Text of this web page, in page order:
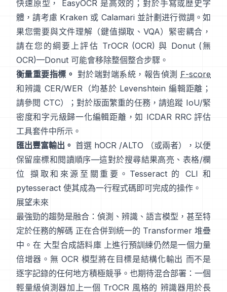
快速原型， EasyOCR 是高效的；對於手寫或歷史字
體，請考慮 Kraken 或 Calamari 並計劃进行微調。如
果您需要與文件理解（鍵值擷取、VQA）緊密耦合，
請在您的綱要上評估 TrOCR (OCR) 與 Donut (無
OCR)—Donut 可能會移除整個整合步驟。
衡量重要指標。 對於端對端系統，報告偵測 F-score
和辨識 CER/WER（均基於 Levenshtein 編輯距離；
請參閱 CTC）；對於版面繁重的任務，請追蹤 IoU/緊
密度和字元級歸一化編輯距離，如 ICDAR RRC 評估
工具套件中所示。
匯出豐富輸出。 首選 hOCR /ALTO
（或兩者），以便
保留座標和閱讀順序—這對於搜尋結果高亮、表格/欄
位 擷取和來源至關重要。Tesseract 的 CLI 和
pytesseract 使其成為一行程式碼即可完成的操作。
展望未來
最強勁的趨勢是融合：偵測、辨識、語言模型，甚至特
定於任務的解碼 正在合併到統一的 Transformer 堆疊
中。在 大型合成語料庫 上進行預訓練仍然是一個力量
倍增器。無 OCR 模型將在目標是結構化輸出 而不是
逐字記錄的任何地方積極競爭。也期待混合部署：一個
輕量級偵測器加上一個 TrOCR 風格的 辨識器用於長